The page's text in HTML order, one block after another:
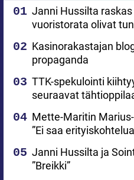
Janni Hussilta
vuoristorata olivat
Kasinorakastajan
propaganda
TTK-spekulointi
seuraavat
Mette-Maritin
”Ei saa
Janni Hussilta ja
”Breikki”